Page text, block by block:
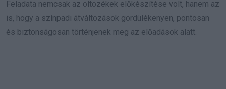
Feladata nemcsak az öltözékek előkészítése volt, hanem az
is, hogy a színpadi átváltozások gördülékenyen, pontosan
és biztonságosan történjenek meg az előadások alatt.